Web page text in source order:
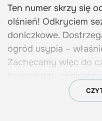
Ten numer skrzy się
olśnień! Odkryciem
doniczkowe.
ogród usypia –
Zachęcamy więc do
nowych pomysłów
roli głównej (s. 44).